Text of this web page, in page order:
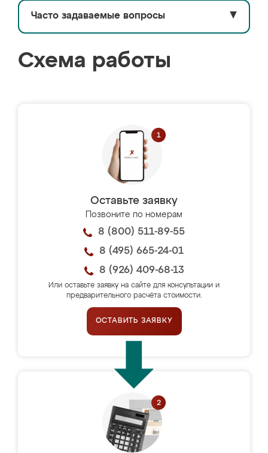
Часто задаваемые вопросы ▼
Схема работы
Оставьте заявку
Позвоните по номерам
8 (800) 511-89-55
8 (495) 665-24-01
8 (926) 409-68-13
Или оставьте заявку на сайте для консультации и
предварительного расчёта стоимости.
ОСТАВИТЬ ЗАЯВКУ